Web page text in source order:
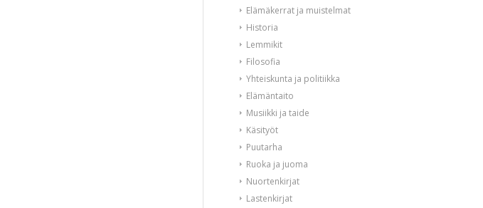
Elämäkerrat ja muistelmat
Historia
Lemmikit
Filosofia
Yhteiskunta ja politiikka
Elämäntaito
Musiikki ja taide
Käsityöt
Puutarha
Ruoka ja juoma
Nuortenkirjat
Lastenkirjat